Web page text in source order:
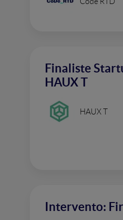
Finaliste
HAUX T
HAUX T
Intervento: